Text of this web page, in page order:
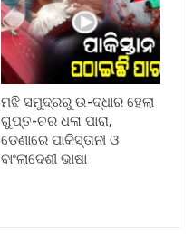
ମଝି ସମୁଦ୍ରରୁ ଉ-ଦ୍ଧାର ହେଲା
ଗୁପ୍ତ-ଚର ଧଳା ପାରା,
ଡେଣାରେ ପାକିସ୍ତାନୀ ଓ
ବାଂଲାଦେଶୀ ଭାଷା